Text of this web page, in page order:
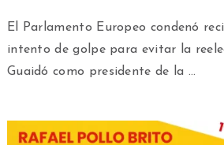
El Parlamento Europeo condenó
intento de golpe para evitar la
Guaidó como presidente de la …